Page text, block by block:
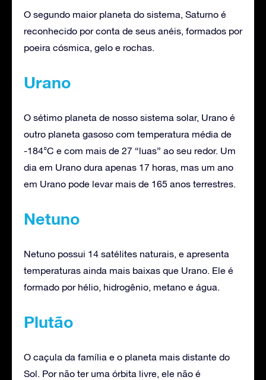
O segundo maior planeta do sistema, Saturno é
reconhecido por conta de seus anéis, formados por
poeira cósmica, gelo e rochas.
Urano
O sétimo planeta de nosso sistema solar, Urano é
outro planeta gasoso com temperatura média de
-184°C e com mais de 27 “luas” ao seu redor. Um
dia em Urano dura apenas 17 horas, mas um ano
em Urano pode levar mais de 165 anos terrestres.
Netuno
Netuno possui 14 satélites naturais, e apresenta
temperaturas ainda mais baixas que Urano. Ele é
formado por hélio, hidrogênio, metano e água.
Plutão
O caçula da família e o planeta mais distante do
Sol. Por não ter uma órbita livre, ele não é